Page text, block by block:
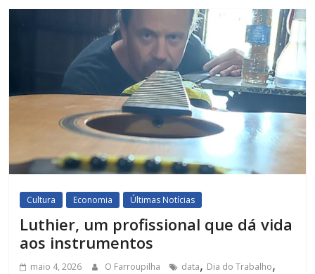
Cultura Economia Últimas Notícias
Luthier, um profissional que dá vida
aos instrumentos
maio 4, 2026 O Farroupilha data, Dia do Trabalho,